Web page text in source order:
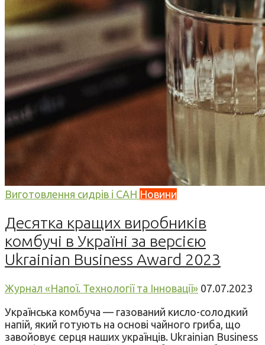
Виготовлення сидрів і САН Новини
Десятка кращих виробників
комбучі в Україні за версією
Ukrainian Business Award 2023
Журнал «Напої. Технології та Інновації» 07.07.2023
Українська комбуча — газований кисло-солодкий
напій, який готують на основі чайного гриба, що
завойовує серця наших українців. Ukrainian Business